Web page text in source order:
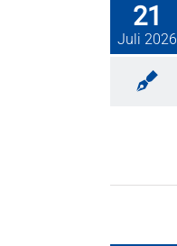
21
Juli 2026